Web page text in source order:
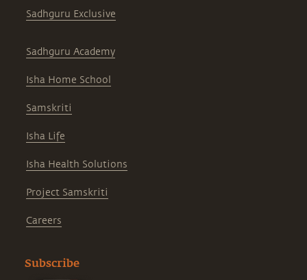
Sadhguru Exclusive
Sadhguru Academy
Isha Home School
Samskriti
Isha Life
Isha Health Solutions
Project Samskriti
Careers
Subscribe